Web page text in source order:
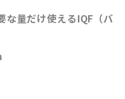
な量だけ使えるIQF（バ